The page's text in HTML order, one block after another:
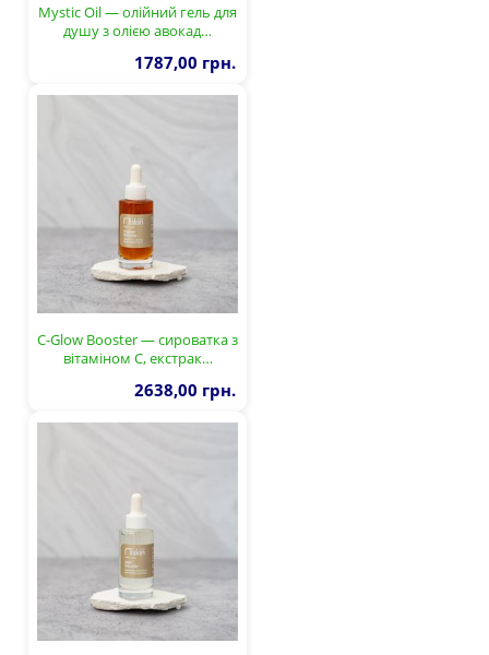
Mystic Oil — олійний гель для
душу з олією авокад…
1787,00 грн.
C-Glow Booster — сироватка з
вітаміном C, екстрак…
2638,00 грн.